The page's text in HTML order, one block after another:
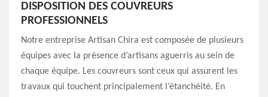
DISPOSITION DES COUVREURS
PROFESSIONNELS
Notre entreprise Artisan Chira est composée de plusieurs
équipes avec la présence d’artisans aguerris au sein de
chaque équipe. Les couvreurs sont ceux qui assurent les
travaux qui touchent principalement l’étanchéité. En